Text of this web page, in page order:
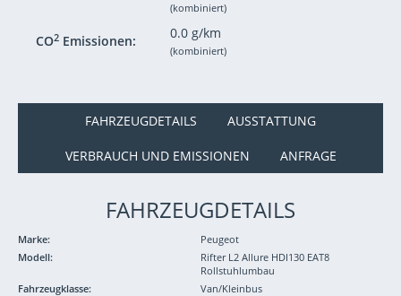
(kombiniert)
CO2 Emissionen: 0.0 g/km
(kombiniert)
FAHRZEUGDETAILS AUSSTATTUNG
VERBRAUCH UND EMISSIONEN ANFRAGE
FAHRZEUGDETAILS
Marke:
Peugeot
Modell:
Rifter L2 Allure HDI130 EAT8
Rollstuhlumbau
Fahrzeugklasse:
Van/Kleinbus